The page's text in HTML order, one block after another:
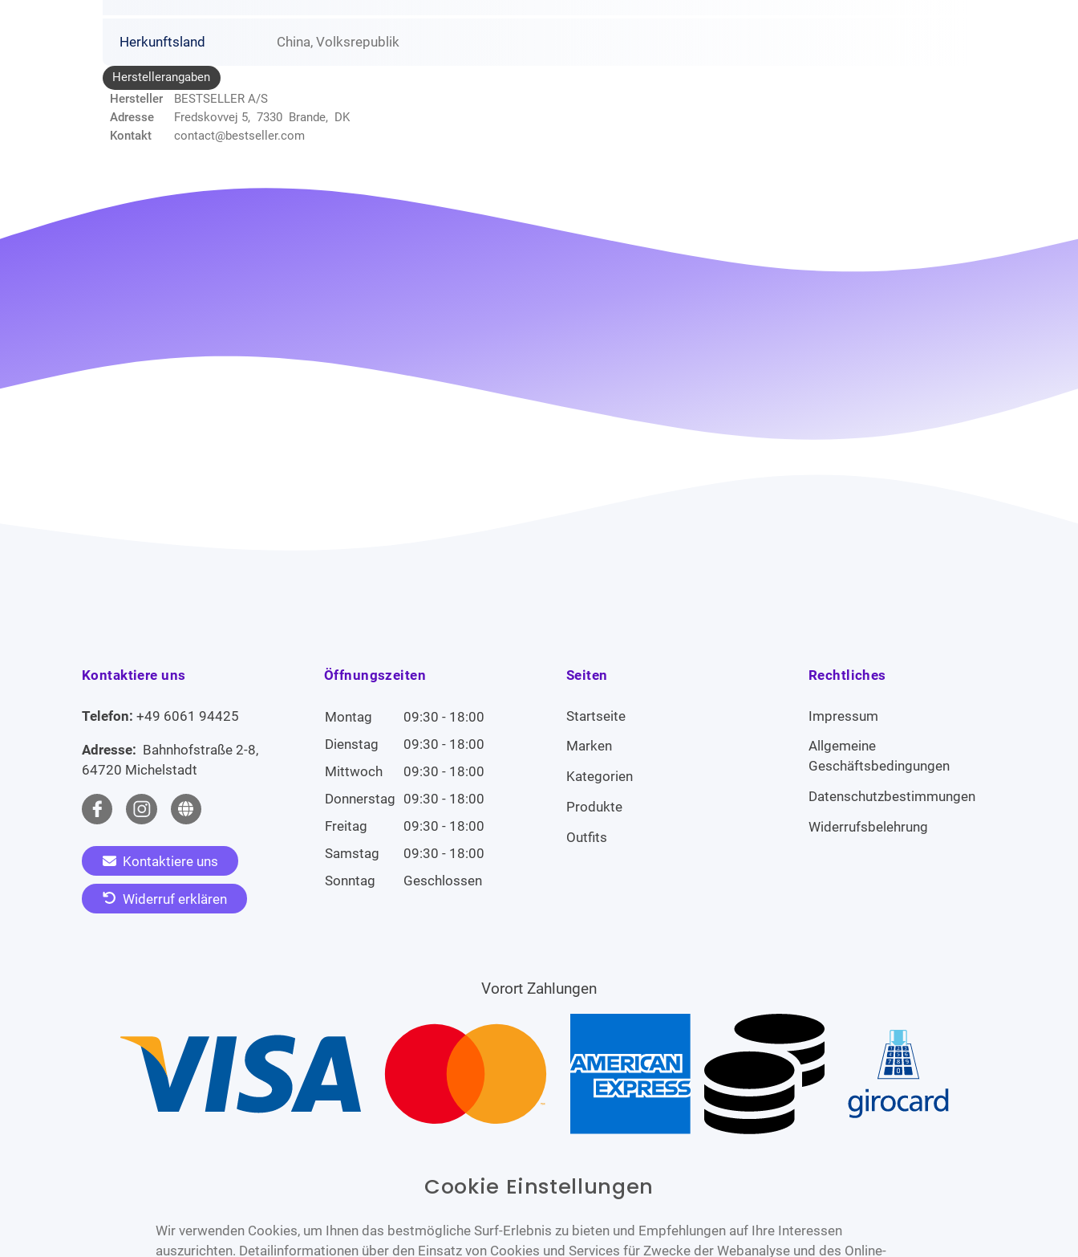
Herkunftsland China, Volksrepublik
Herstellerangaben
Hersteller
BESTSELLER A/S
Adresse
Fredskovvej 5, 7330 Brande, DK
Kontakt
contact@bestseller.com
Kontaktiere uns
Telefon: +49 6061 94425
Adresse: Bahnhofstraße 2-8,
64720 Michelstadt
Kontaktiere uns
Widerruf erklären
Öffnungszeiten
Montag
09:30 - 18:00
Dienstag
09:30 - 18:00
Mittwoch
09:30 - 18:00
Donnerstag 09:30 - 18:00
Freitag
09:30 - 18:00
Samstag
09:30 - 18:00
Sonntag
Geschlossen
Seiten
Startseite
Marken
Kategorien
Produkte
Outfits
Rechtliches
Impressum
Allgemeine
Geschäftsbedingungen
Datenschutzbestimmungen
Widerrufsbelehrung
Vorort Zahlungen
Cookie Einstellungen
Wir verwenden Cookies, um Ihnen das bestmögliche Surf-Erlebnis zu bieten und Empfehlungen auf Ihre Interessen
auszurichten. Detailinformationen über den Einsatz von Cookies und Services für Zwecke der Webanalyse und des Online-